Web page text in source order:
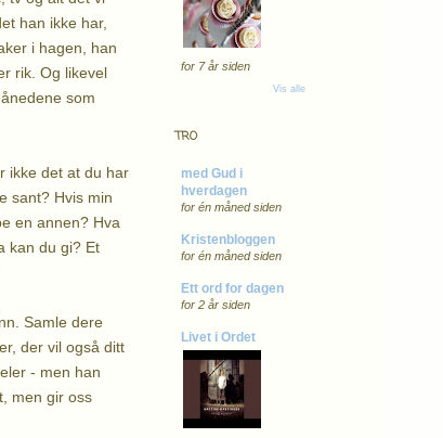
han ikke har,
i hagen, han
rik. Og likevel
som
ikke det at du har
sant? Hvis min
en annen? Hva
kan du gi? Et
Samle dere
der vil også ditt
- men han
men gir oss
for 7 år siden
Vis alle
TRO
med Gud i
hverdagen
for én måned siden
Kristenbloggen
for én måned siden
Ett ord for dagen
for 2 år siden
Livet i Ordet